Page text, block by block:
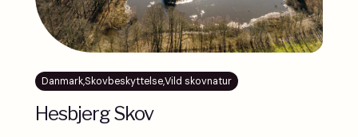
Danmark,Skovbeskyttelse,Vild skovnatur
Hesbjerg Skov